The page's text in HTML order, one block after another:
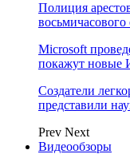
Полиция
восьмичасового
Microsoft
покажут
Создатели
представили
Prev Next
Видеообзоры